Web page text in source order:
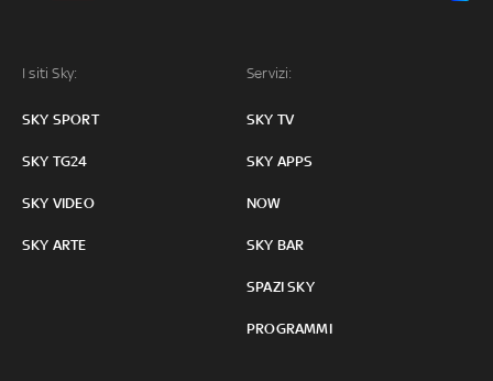
I siti Sky:
SKY SPORT
SKY TG24
SKY VIDEO
SKY ARTE
Servizi:
SKY TV
SKY APPS
NOW
SKY BAR
SPAZI SKY
PROGRAMMI